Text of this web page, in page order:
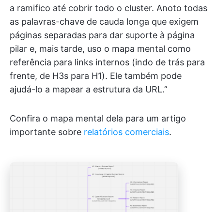
a ramifico até cobrir todo o cluster. Anoto todas
as palavras-chave de cauda longa que exigem
páginas separadas para dar suporte à página
pilar e, mais tarde, uso o mapa mental como
referência para links internos (indo de trás para
frente, de H3s para H1). Ele também pode
ajudá-lo a mapear a estrutura da URL.”
Confira o mapa mental dela para um artigo
importante sobre relatórios comerciais.